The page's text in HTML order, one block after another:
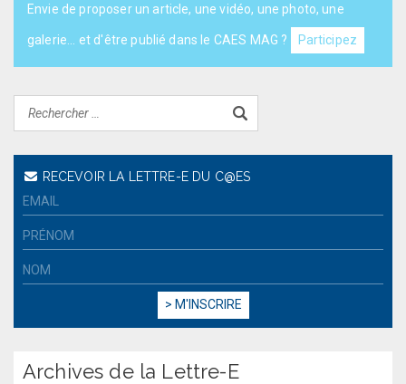
Envie de proposer un article, une vidéo, une photo, une
galerie... et d'être publié dans le CAES MAG ? Participez
RECEVOIR LA LETTRE-E DU C@ES
Archives de la Lettre-E